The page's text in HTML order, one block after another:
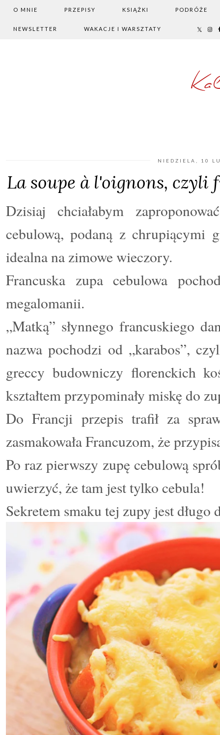
O MNIE PRZEPISY KSIĄŻKI PODRÓŻE
NEWSLETTER WAKACJE I WARSZTATY
NIEDZIELA, 10
La soupe à l'oignons, czyli
Dzisiaj chciałabym
cebulową, podaną z chrupiącymi
idealna na zimowe wieczory.
Francuska zupa cebulowa
megalomanii.
„Matką” słynnego francuskiego
nazwa pochodzi od „karabos”,
greccy budowniczy florenckich
kształtem przypominały miskę do
Do Francji przepis trafił za
zasmakowała Francuzom, że
Po raz pierwszy zupę cebulową
uwierzyć, że tam jest tylko cebula!
Sekretem smaku tej zupy jest długo